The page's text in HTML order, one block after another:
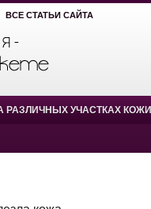
ВСЕ СТАТЬИ САЙТА
РАЗЛИЧНЫХ УЧАСТКАХ КОЖИ